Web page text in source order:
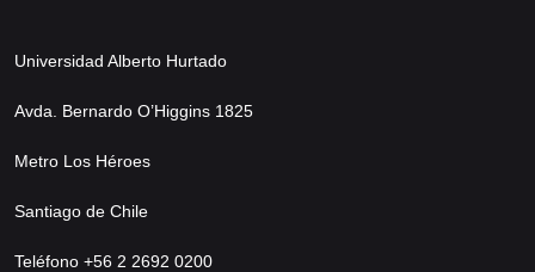
Universidad Alberto Hurtado
Avda. Bernardo O’Higgins 1825
Metro Los Héroes
Santiago de Chile
Teléfono +56 2 2692 0200